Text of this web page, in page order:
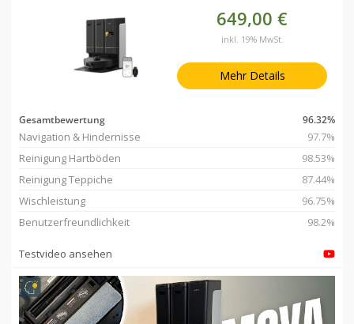
649,00 €
inkl. 19% MwSt.
Mehr Details
Gesamtbewertung 96.32%
Navigation & Hindernisse
97.7%
Reinigung Hartböden
98.53%
Reinigung Teppiche
87.44%
Wischleistung
96.75%
Benutzerfreundlichkeit
98.2%
Testvideo ansehen